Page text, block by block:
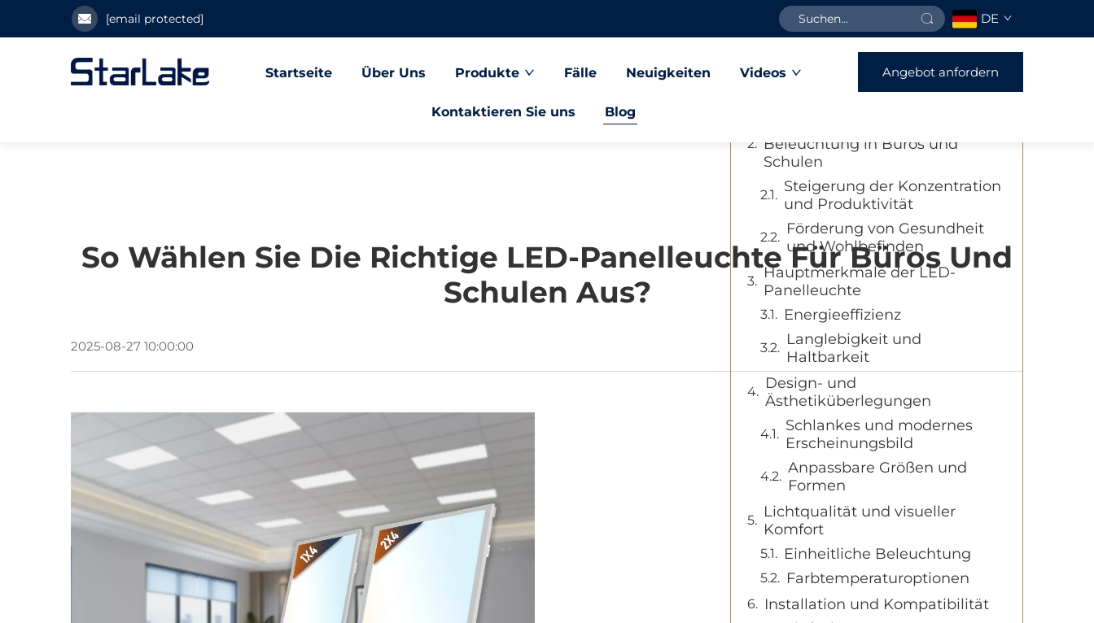
[email protected] DE
Startseite Über Uns Produkte Fälle Neuigkeiten Videos
Kontaktieren Sie uns Blog
Angebot anfordern
So Wählen Sie Die Richtige LED-Panelleuchte Für Büros Und
Schulen Aus?
2025-08-27 10:00:00
Inhaltsverzeichnis
Einführung in LED-Panelleuchte
Beleuchtung in Büros und
Schulen
Steigerung der Konzentration
und Produktivität
Förderung von Gesundheit
und Wohlbefinden
Hauptmerkmale der LED-
Panelleuchte
Energieeffizienz
Langlebigkeit und
Haltbarkeit
Design- und
Ästhetiküberlegungen
Schlankes und modernes
Erscheinungsbild
Anpassbare Größen und
Formen
Lichtqualität und visueller
Komfort
Einheitliche Beleuchtung
Farbtemperaturoptionen
Installation und Kompatibilität